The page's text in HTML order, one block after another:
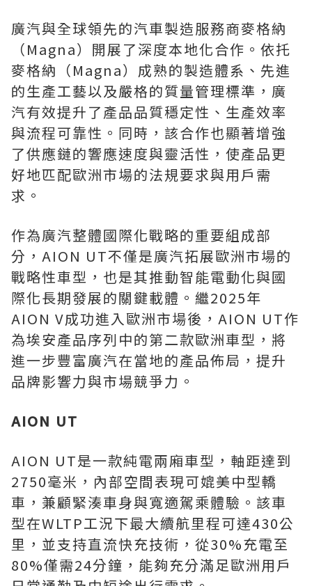
廣汽與全球領先的汽車製造服務商麥格納
（Magna）開展了深度本地化合作。依托
麥格納（Magna）成熟的製造體系、先進
的生產工藝以及嚴格的質量管理標準，廣
汽有效提升了產品品質穩定性、生產效率
與流程可靠性。同時，該合作也顯著增強
了供應鏈的響應速度與靈活性，使產品更
好地匹配歐洲市場的法規要求與用戶需
求。
作為廣汽整體國際化戰略的重要組成部
分， AION UT不僅是廣汽拓展歐洲市場的
戰略性車型，也是其推動智能電動化與國
際化長期發展的關鍵載體。繼2025年
AION V成功進入歐洲市場後， AION UT作
為埃安產品序列中的第二款歐洲車型，將
進一步豐富廣汽在當地的產品佈局，提升
品牌影響力與市場競爭力。
AION UT
AION UT是一款純電兩廂車型，軸距達到
2750毫米，內部空間表現可媲美中型轎
車，兼顧緊湊車身與寬適駕乘體驗。該車
型在WLTP工況下最大續航里程可達430公
里，並支持直流快充技術，從30%充電至
80%僅需24分鐘，能夠充分滿足歐洲用戶